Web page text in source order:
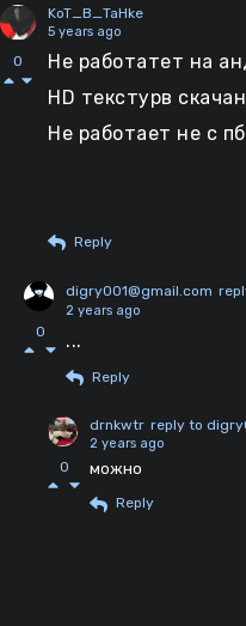
0
KoT_B_TaHke
5 years ago
Не работатет на
HD текстурв
Не работает не с
Reply
0
digry001@gmail.com
2 years ago
...
Reply
0
drnkwtr reply to
2 years ago
можно
Reply